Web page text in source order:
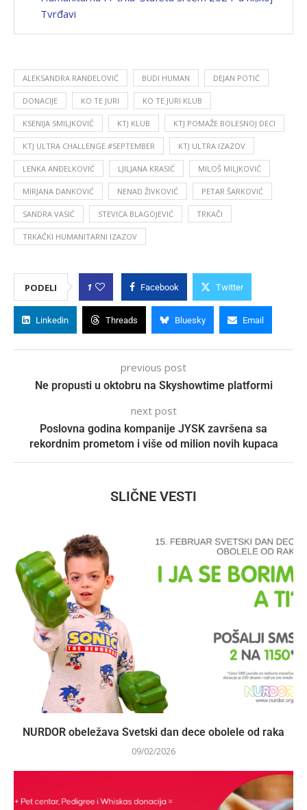
Tvrđavi
ALEKSANDRA RANĐELOVIĆ BUDI HUMAN DEJAN POTIĆ
DONACIJE KO TE JURI KO TE JURI KLUB
KSENIJA SMILJKOVIĆ KTJ KLUB KTJ POMAŽE BOLESNOJ DECI
KTJ ULTRA CHALLENGE #SEPTEMBER KTJ ULTRA IZAZOV
LENKA ANĐELKOVIĆ LJILJANA KRASIĆ MILOŠ MILJKOVIĆ
MIRJANA DANKOVIĆ NENAD ŽIVKOVIĆ PETAR ŠARKOVIĆ
SANDRA VASIĆ STEVICA BLAGOJEVIĆ TRKAČI
TRKAČKI HUMANITARNI IZAZOV
PODELI 1 Facebook Twitter
Linkedin Threads Bluesky Email
previous post
Ne propusti u oktobru na Skyshowtime platformi
next post
Poslovna godina kompanije JYSK završena sa
rekordnim prometom i više od milion novih kupaca
SLIČNE VESTI
NURDOR obeležava Svetski dan dece obolele od raka
09/02/2026